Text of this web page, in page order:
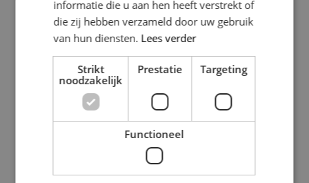
waterleidingen en het plaatsen van nieuwe
stopcontacten en lichtpunten.
Plaatsing van tegels en
sanitair
De volgende stap in de renovatie is het plaatsen van de
nieuwe tegels en het sanitair. Dit omvat het betegelen
van de wanden en vloeren, evenals de installatie van
het toilet, de douche, het bad en de wastafel. Het is
belangrijk om hierbij nauwkeurig te werk te gaan om
informatie die u aan hen heeft verstrekt of
die zij hebben verzameld door uw gebruik
van hun diensten. Lees verder
Strikt
noodzakelijk
Prestatie Targeting
Functioneel